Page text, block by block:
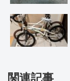
関連記事